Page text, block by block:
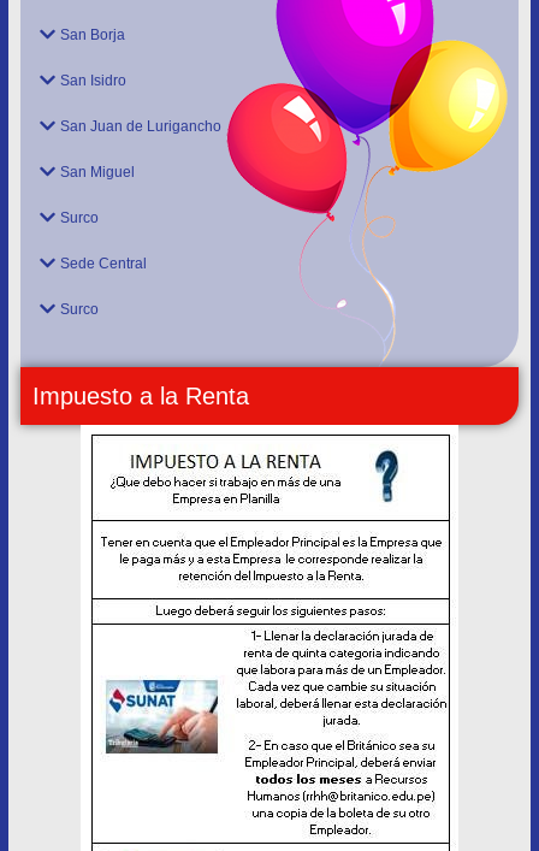
San Borja
San Isidro
San Juan de Lurigancho
San Miguel
Surco
Sede Central
Surco
Impuesto a la Renta